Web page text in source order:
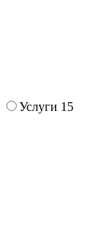
Услуги 15